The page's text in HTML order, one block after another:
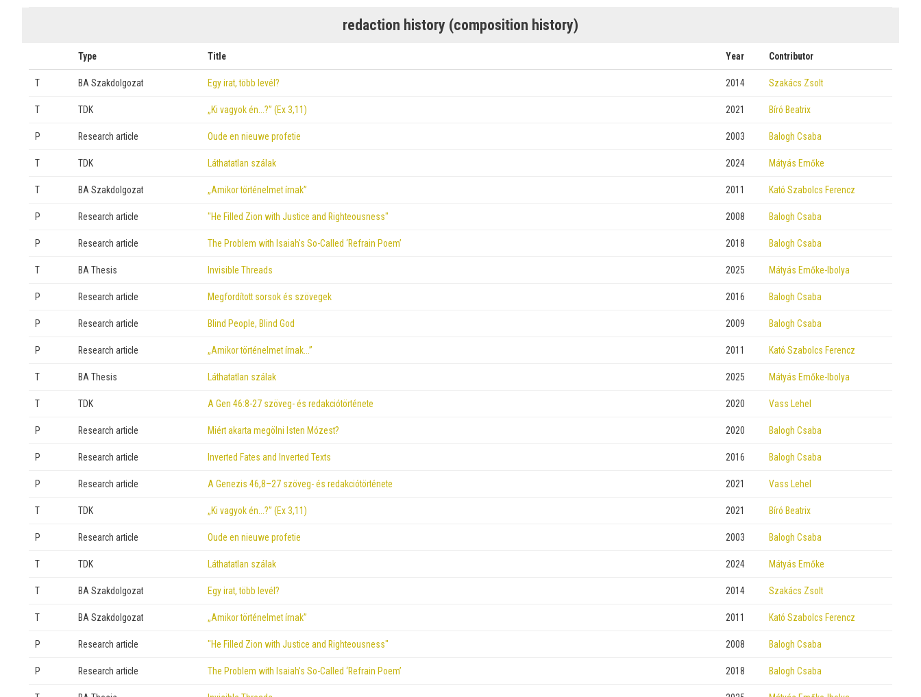
redaction history (composition history)
Type Title Year Contributor
T BA Szakdolgozat Egy irat, több levél? 2014 Szakács Zsolt
T TDK „Ki vagyok én…?” (Ex 3,11) 2021 Bíró Beatrix
P Research article Oude en nieuwe profetie 2003 Balogh Csaba
T TDK Láthatatlan szálak 2024 Mátyás Emőke
T BA Szakdolgozat „Amikor történelmet írnak” 2011 Kató Szabolcs Ferencz
P Research article "He Filled Zion with Justice and Righteousness" 2008 Balogh Csaba
P Research article The Problem with Isaiah's So-Called ‘Refrain Poem’ 2018 Balogh Csaba
T BA Thesis Invisible Threads 2025 Mátyás Emőke-Ibolya
P Research article Megfordított sorsok és szövegek 2016 Balogh Csaba
P Research article Blind People, Blind God 2009 Balogh Csaba
P Research article „Amikor történelmet írnak…” 2011 Kató Szabolcs Ferencz
T BA Thesis Láthatatlan szálak 2025 Mátyás Emőke-Ibolya
T TDK A Gen 46:8-27 szöveg- és redakciótörténete 2020 Vass Lehel
P Research article Miért akarta megölni Isten Mózest? 2020 Balogh Csaba
P Research article Inverted Fates and Inverted Texts 2016 Balogh Csaba
P Research article A Genezis 46,8–27 szöveg- és redakciótörténete 2021 Vass Lehel
T TDK „Ki vagyok én…?” (Ex 3,11) 2021 Bíró Beatrix
P Research article Oude en nieuwe profetie 2003 Balogh Csaba
T TDK Láthatatlan szálak 2024 Mátyás Emőke
T BA Szakdolgozat Egy irat, több levél? 2014 Szakács Zsolt
T BA Szakdolgozat „Amikor történelmet írnak” 2011 Kató Szabolcs Ferencz
P Research article "He Filled Zion with Justice and Righteousness" 2008 Balogh Csaba
P Research article The Problem with Isaiah's So-Called ‘Refrain Poem’ 2018 Balogh Csaba